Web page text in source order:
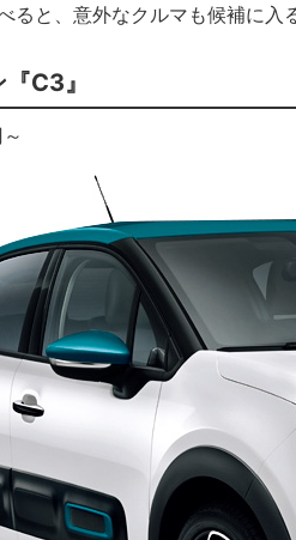
ると、意外なクルマも候補に入
C3』